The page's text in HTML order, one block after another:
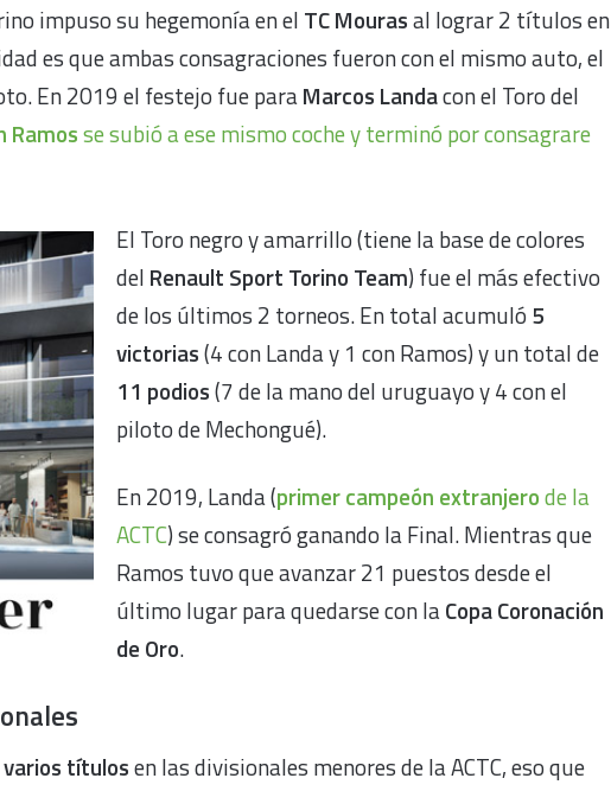
impuso su hegemonía en el TC Mourasal lograr 2 títulos en
es que ambas consagraciones fueron con el mismo auto, el
En 2019 el festejo fue paraMarcos Landacon el Toro del
Ramosse subió a ese mismo coche y terminó por consagrare
El Toro negro y amarrillo (tiene la base de colores
del Renault Sport Torino Team) fue el más efectivo
de los últimos 2 torneos. En total acumuló 5
victorias(4 con Landa y 1 con Ramos) y un total de
11 podios(7 de la mano del uruguayo y 4 con el
piloto de Mechongué).
En 2019, Landa (primer campeón extranjerode la
ACTC) se consagró ganando la Final. Mientras que
Ramos tuvo que avanzar 21 puestos desde el
último lugar para quedarse con laCopa Coronación
de Oro.
títulosen las divisionales menores de la ACTC, eso que